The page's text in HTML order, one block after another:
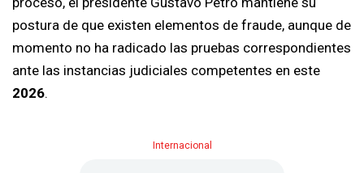
postura de que existen elementos de fraude, aunque de
momento no ha radicado las pruebas correspondientes
ante las instancias judiciales competentes en este
2026.
Internacional